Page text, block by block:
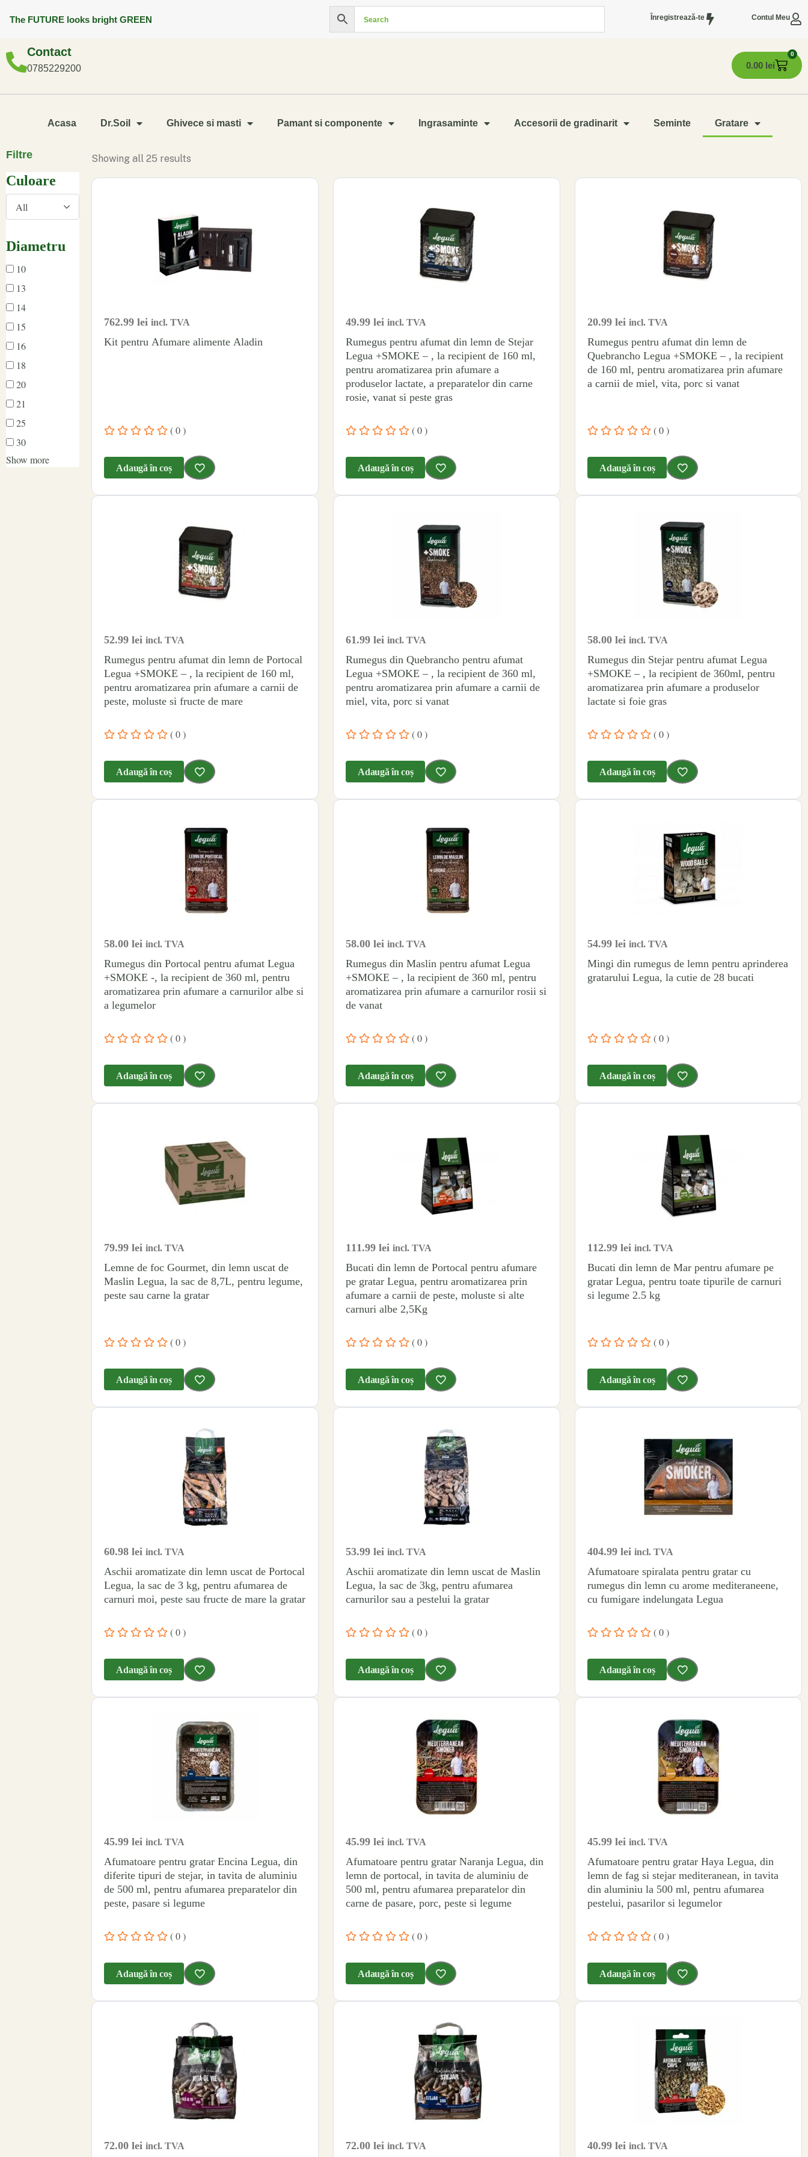
The FUTURE looks bright GREEN Înregistrează-te Contul Meu
Contact
0785229200 0.00 lei
0
Acasa Dr.Soil Ghivece si masti Pamant si componente Ingrasaminte Accesorii de gradinarit Seminte Gratare
Filtre
Culoare
All
Diametru
10
13
14
15
16
18
20
21
25
30
Show more
Showing all 25 results
762.99lei incl. TVA
Kit pentru Afumare alimente Aladin
( 0 )
Adaugă în coș
49.99lei incl. TVA
Rumegus pentru afumat din lemn de Stejar
Legua +SMOKE – , la recipient de 160 ml,
pentru aromatizarea prin afumare a
produselor lactate, a preparatelor din carne
rosie, vanat si peste gras
( 0 )
Adaugă în coș
20.99lei incl. TVA
Rumegus pentru afumat din lemn de
Quebrancho Legua +SMOKE – , la recipient
de 160 ml, pentru aromatizarea prin afumare
a carnii de miel, vita, porc si vanat
( 0 )
Adaugă în coș
52.99lei incl. TVA
Rumegus pentru afumat din lemn de Portocal
Legua +SMOKE – , la recipient de 160 ml,
pentru aromatizarea prin afumare a carnii de
peste, moluste si fructe de mare
( 0 )
Adaugă în coș
61.99lei incl. TVA
Rumegus din Quebrancho pentru afumat
Legua +SMOKE – , la recipient de 360 ml,
pentru aromatizarea prin afumare a carnii de
miel, vita, porc si vanat
( 0 )
Adaugă în coș
58.00lei incl. TVA
Rumegus din Stejar pentru afumat Legua
+SMOKE – , la recipient de 360ml, pentru
aromatizarea prin afumare a produselor
lactate si foie gras
( 0 )
Adaugă în coș
58.00lei incl. TVA
Rumegus din Portocal pentru afumat Legua
+SMOKE -, la recipient de 360 ml, pentru
aromatizarea prin afumare a carnurilor albe si
a legumelor
( 0 )
Adaugă în coș
58.00lei incl. TVA
Rumegus din Maslin pentru afumat Legua
+SMOKE – , la recipient de 360 ml, pentru
aromatizarea prin afumare a carnurilor rosii si
de vanat
( 0 )
Adaugă în coș
54.99lei incl. TVA
Mingi din rumegus de lemn pentru aprinderea
gratarului Legua, la cutie de 28 bucati
( 0 )
Adaugă în coș
79.99lei incl. TVA
Lemne de foc Gourmet, din lemn uscat de
Maslin Legua, la sac de 8,7L, pentru legume,
peste sau carne la gratar
( 0 )
Adaugă în coș
111.99lei incl. TVA
Bucati din lemn de Portocal pentru afumare
pe gratar Legua, pentru aromatizarea prin
afumare a carnii de peste, moluste si alte
carnuri albe 2,5Kg
( 0 )
Adaugă în coș
112.99lei incl. TVA
Bucati din lemn de Mar pentru afumare pe
gratar Legua, pentru toate tipurile de carnuri
si legume 2.5 kg
( 0 )
Adaugă în coș
60.98lei incl. TVA
Aschii aromatizate din lemn uscat de Portocal
Legua, la sac de 3 kg, pentru afumarea de
carnuri moi, peste sau fructe de mare la gratar
( 0 )
Adaugă în coș
53.99lei incl. TVA
Aschii aromatizate din lemn uscat de Maslin
Legua, la sac de 3kg, pentru afumarea
carnurilor sau a pestelui la gratar
( 0 )
Adaugă în coș
404.99lei incl. TVA
Afumatoare spiralata pentru gratar cu
rumegus din lemn cu arome mediteraneene,
cu fumigare indelungata Legua
( 0 )
Adaugă în coș
45.99lei incl. TVA
Afumatoare pentru gratar Encina Legua, din
diferite tipuri de stejar, in tavita de aluminiu
de 500 ml, pentru afumarea preparatelor din
peste, pasare si legume
( 0 )
Adaugă în coș
45.99lei incl. TVA
Afumatoare pentru gratar Naranja Legua, din
lemn de portocal, in tavita de aluminiu de
500 ml, pentru afumarea preparatelor din
carne de pasare, porc, peste si legume
( 0 )
Adaugă în coș
45.99lei incl. TVA
Afumatoare pentru gratar Haya Legua, din
lemn de fag si stejar mediteranean, in tavita
din aluminiu la 500 ml, pentru afumarea
pestelui, pasarilor si legumelor
( 0 )
Adaugă în coș
72.00lei incl. TVA 72.00lei incl. TVA 40.99lei incl. TVA